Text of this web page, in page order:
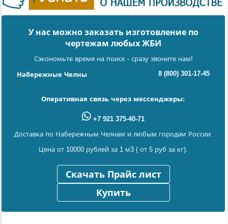
У нас можно заказать изготовление по
чертежам любых ЖБИ
Сэкономьте время на поиск - сразу звоните нам!
Набережные Челны 8 (800) 301-17-45
Оперативная связь через мессенджеры:
+7 921 375-40-71
Доставка по Набережным Челнам и любым городам России.
Цена от 10000 рублей за 1 м3 ( от 5 руб за кг).
Скачать Прайс лист
Купить